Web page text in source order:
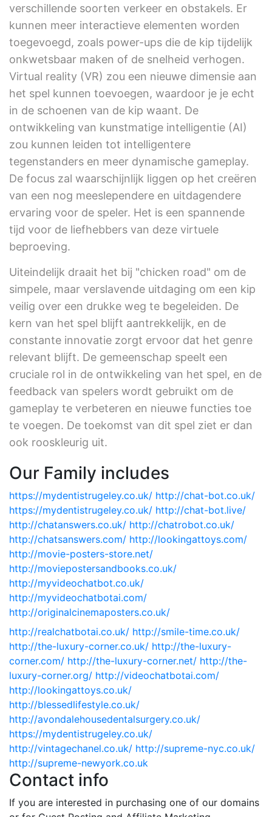
verschillende soorten verkeer en obstakels. Er
kunnen meer interactieve elementen worden
toegevoegd, zoals power-ups die de kip tijdelijk
onkwetsbaar maken of de snelheid verhogen.
Virtual reality (VR) zou een nieuwe dimensie aan
het spel kunnen toevoegen, waardoor je je echt
in de schoenen van de kip waant. De
ontwikkeling van kunstmatige intelligentie (AI)
zou kunnen leiden tot intelligentere
tegenstanders en meer dynamische gameplay.
De focus zal waarschijnlijk liggen op het creëren
van een nog meeslependere en uitdagendere
ervaring voor de speler. Het is een spannende
tijd voor de liefhebbers van deze virtuele
beproeving.
Uiteindelijk draait het bij "chicken road" om de
simpele, maar verslavende uitdaging om een kip
veilig over een drukke weg te begeleiden. De
kern van het spel blijft aantrekkelijk, en de
constante innovatie zorgt ervoor dat het genre
relevant blijft. De gemeenschap speelt een
cruciale rol in de ontwikkeling van het spel, en de
feedback van spelers wordt gebruikt om de
gameplay te verbeteren en nieuwe functies toe
te voegen. De toekomst van dit spel ziet er dan
ook rooskleurig uit.
Our Family includes
https://mydentistrugeley.co.uk/ http://chat-bot.co.uk/
https://mydentistrugeley.co.uk/ http://chat-bot.live/
http://chatanswers.co.uk/ http://chatrobot.co.uk/
http://chatsanswers.com/ http://lookingattoys.com/
http://movie-posters-store.net/
http://moviepostersandbooks.co.uk/
http://myvideochatbot.co.uk/
http://myvideochatbotai.com/
http://originalcinemaposters.co.uk/
http://realchatbotai.co.uk/ http://smile-time.co.uk/
http://the-luxury-corner.co.uk/ http://the-luxury-
corner.com/ http://the-luxury-corner.net/ http://the-
luxury-corner.org/ http://videochatbotai.com/
http://lookingattoys.co.uk/
http://blessedlifestyle.co.uk/
http://avondalehousedentalsurgery.co.uk/
https://mydentistrugeley.co.uk/
http://vintagechanel.co.uk/ http://supreme-nyc.co.uk/
http://supreme-newyork.co.uk
Contact info
If you are interested in purchasing one of our domains